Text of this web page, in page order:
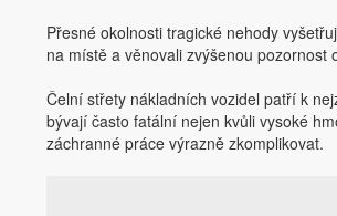
Přesné okolnosti tragické nehody
na místě a věnovali zvýšenou pozornost
Čelní střety nákladních vozidel patří k
bývají často fatální nejen kvůli vysoké
záchranné práce výrazně zkomplikovat.